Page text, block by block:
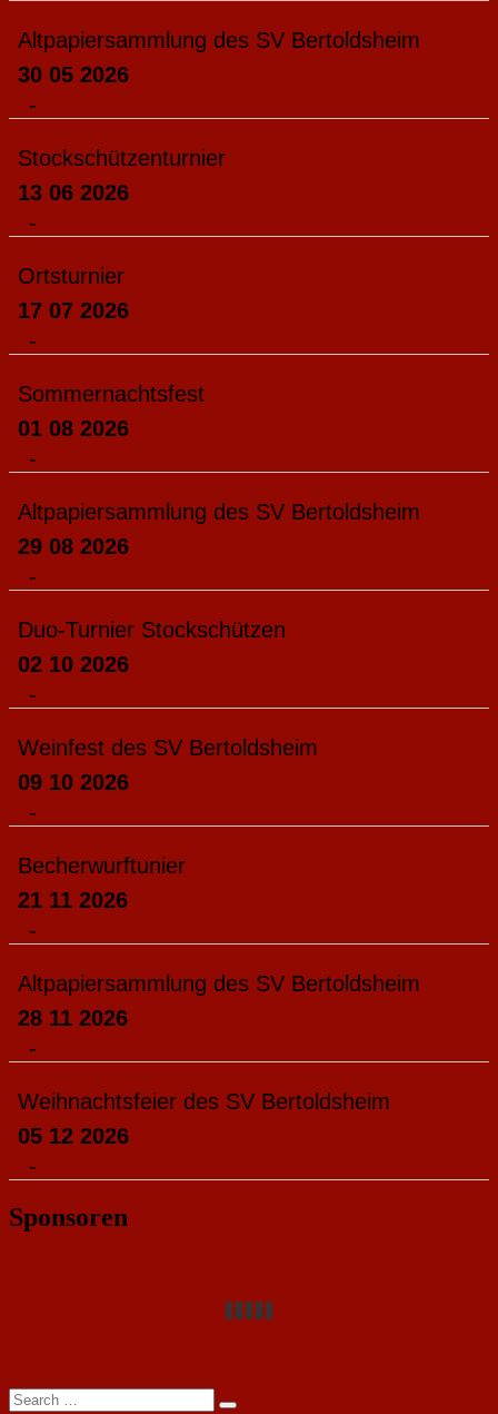
Altpapiersammlung des SV Bertoldsheim
30 05 2026
-
Stockschützenturnier
13 06 2026
-
Ortsturnier
17 07 2026
-
Sommernachtsfest
01 08 2026
-
Altpapiersammlung des SV Bertoldsheim
29 08 2026
-
Duo-Turnier Stockschützen
02 10 2026
-
Weinfest des SV Bertoldsheim
09 10 2026
-
Becherwurftunier
21 11 2026
-
Altpapiersammlung des SV Bertoldsheim
28 11 2026
-
Weihnachtsfeier des SV Bertoldsheim
05 12 2026
-
Sponsoren
Search